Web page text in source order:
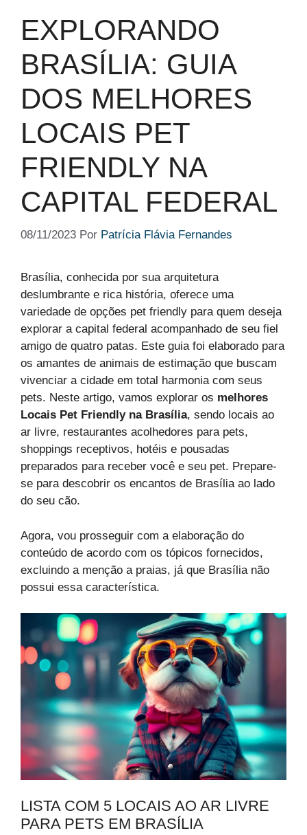
EXPLORANDO
BRASÍLIA: GUIA
DOS MELHORES
LOCAIS PET
FRIENDLY NA
CAPITAL FEDERAL
08/11/2023 Por Patrícia Flávia Fernandes
Brasília, conhecida por sua arquitetura
deslumbrante e rica história, oferece uma
variedade de opções pet friendly para quem deseja
explorar a capital federal acompanhado de seu fiel
amigo de quatro patas. Este guia foi elaborado para
os amantes de animais de estimação que buscam
vivenciar a cidade em total harmonia com seus
pets. Neste artigo, vamos explorar os melhores
Locais Pet Friendly na Brasília, sendo locais ao
ar livre, restaurantes acolhedores para pets,
shoppings receptivos, hotéis e pousadas
preparados para receber você e seu pet. Prepare-
se para descobrir os encantos de Brasília ao lado
do seu cão.
Agora, vou prosseguir com a elaboração do
conteúdo de acordo com os tópicos fornecidos,
excluindo a menção a praias, já que Brasília não
possui essa característica.
LISTA COM 5 LOCAIS AO AR LIVRE
PARA PETS EM BRASÍLIA